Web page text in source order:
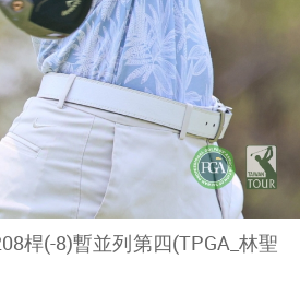
桿(-8)暫並列第四(TPGA_林聖